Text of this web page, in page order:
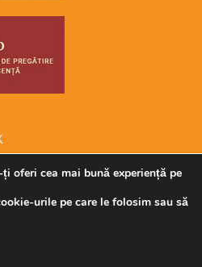
© 2026 -creart-
oferi cea mai bună experiență pe
urile pe care le folosim sau să